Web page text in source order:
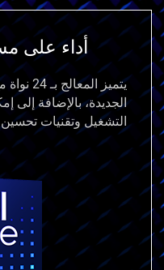
أداء على
الجديدة،بالإضافة إلى
التشغيل وتقنيات تحسين